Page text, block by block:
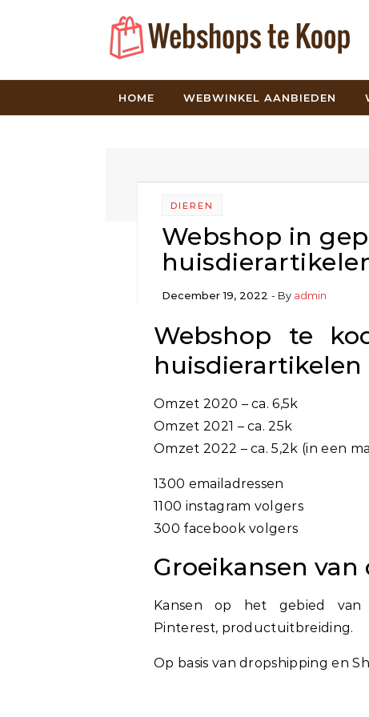
HOME WEBWINKEL AANBIEDEN
DIEREN
Webshop in
December 19, 2022 - By admin
Webshop te
huisdierartikelen
Omzet 2020 – ca. 6,5k
Omzet 2021 – ca. 25k
Omzet 2022 – ca. 5,2k (in een
1300 emailadressen
1100 instagram volgers
300 facebook volgers
Groeikansen
Kansen op het gebied van
Pinterest, productuitbreiding.
Op basis van dropshipping en